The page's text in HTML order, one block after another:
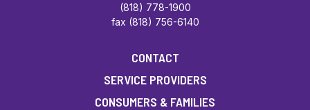
(818) 778-1900
fax (818) 756-6140
CONTACT
SERVICE PROVIDERS
CONSUMERS & FAMILIES